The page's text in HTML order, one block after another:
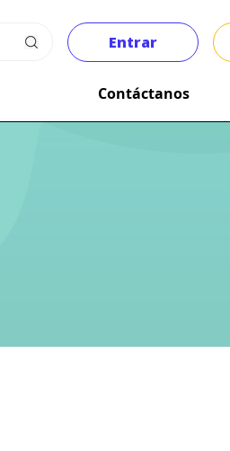
Entrar
Contáctanos